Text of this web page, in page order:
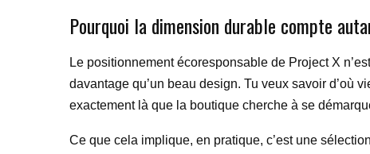
Pourquoi la dimension durable compte
Le positionnement écoresponsable de Project X
davantage qu’un beau design. Tu veux savoir d’où
exactement là que la boutique cherche à se
Ce que cela implique, en pratique, c’est une